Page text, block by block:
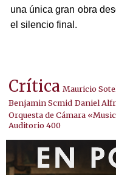
una única gran obra
el silencio final.
Crítica Mauricio
Benjamin Scmid Daniel
Orquesta de Cámara
Auditorio 400